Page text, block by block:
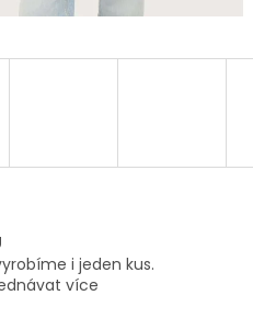
i jeden kus.
více